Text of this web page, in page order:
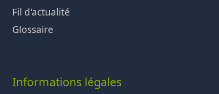
Fil d'actualité
Glossaire
Informations légales